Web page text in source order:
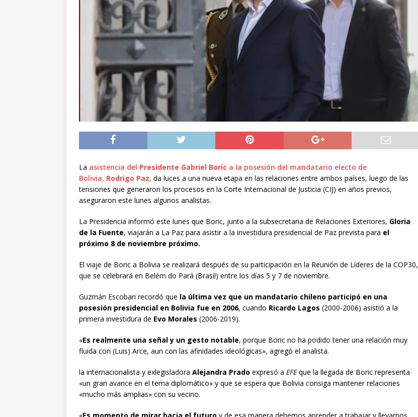
[ 05/08/2026 ] Diputado Álvaro Jofre alerta por el futuro del Casino Municipal de
Iquique
DEPORTES
[ 05/08/2026 ] Concejo Municipal aprueba proyecto para mejorar el alumbrado
público del sector El Boro
[ 06/08/2026 ]
El papa León XIV viajará a Uruguay, Argentina y Perú del 6 al 17 de
noviembre
INTERNACIONAL
La asistencia del Presidente Gabriel Boric a la posesión del mandatario electo de
Bolivia, Rodrigo Paz, da luces a una nueva etapa en las relaciones entre ambos países, luego de las
tensiones que generaron los procesos en la Corte Internacional de Justicia (CIJ) en años previos,
aseguraron este lunes algunos analistas.
La Presidencia informó este lunes que Boric, junto a la subsecretaria de Relaciones Exteriores, Gloria
de la Fuente, viajarán a La Paz para asistir a la investidura presidencial de Paz prevista para el
próximo 8 de noviembre próximo.
El viaje de Boric a Bolivia se realizará después de su participación en la Reunión de Líderes de la COP30,
que se celebrará en Belém do Pará (Brasil) entre los días 5 y 7 de noviembre.
Guzmán Escobari recordó que la última vez que un mandatario chileno participó en una
posesión presidencial en Bolivia fue en 2006, cuando Ricardo Lagos (2000-2006) asistió a la
primera investidura de Evo Morales (2006-2019).
«Es realmente una señal y un gesto notable, porque Boric no ha podido tener una relación muy
fluida con (Luis) Arce, aun con las afinidades ideológicas», agregó el analista.
la internacionalista y exlegisladora Alejandra Prado expresó a EFEque la llegada de Boric representa
«un gran avance en el tema diplomático» y que se espera que Bolivia consiga mantener relaciones
«mucho más amplias» con su vecino.